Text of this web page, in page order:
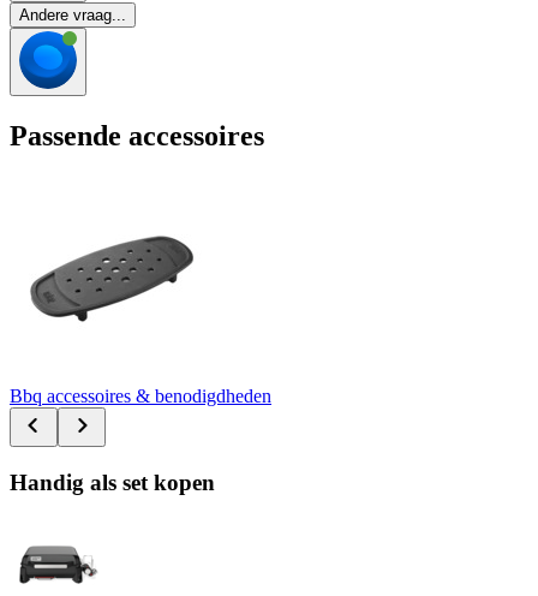
Andere vraag...
Passende accessoires
Bbq accessoires & benodigdheden
Handig als set kopen